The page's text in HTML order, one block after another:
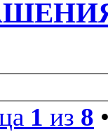
1 из 8